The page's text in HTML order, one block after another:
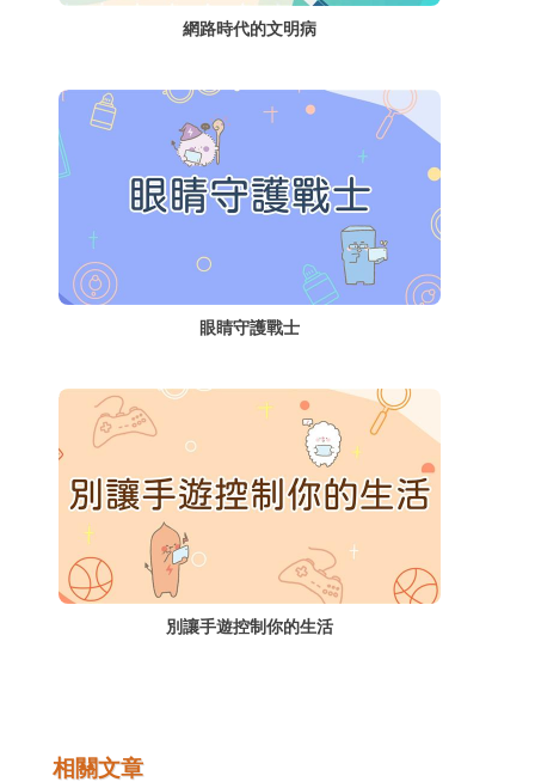
網路時代的文明病
眼睛守護戰士
別讓手遊控制你的生活
相關文章